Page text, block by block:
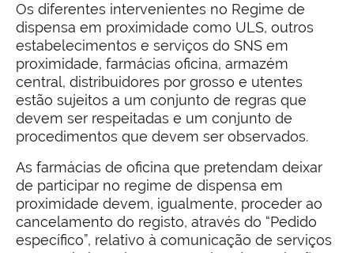
Os diferentes intervenientes no Regime de
dispensa em proximidade como ULS, outros
estabelecimentos e serviços do SNS em
proximidade, farmácias oficina, armazém
central, distribuidores por grosso e utentes
estão sujeitos a um conjunto de regras que
devem ser respeitadas e um conjunto de
procedimentos que devem ser observados.
As farmácias de oficina que pretendam deixar
de participar no regime de dispensa em
proximidade devem, igualmente, proceder ao
cancelamento do registo, através do “Pedido
específico”, relativo à comunicação de serviços